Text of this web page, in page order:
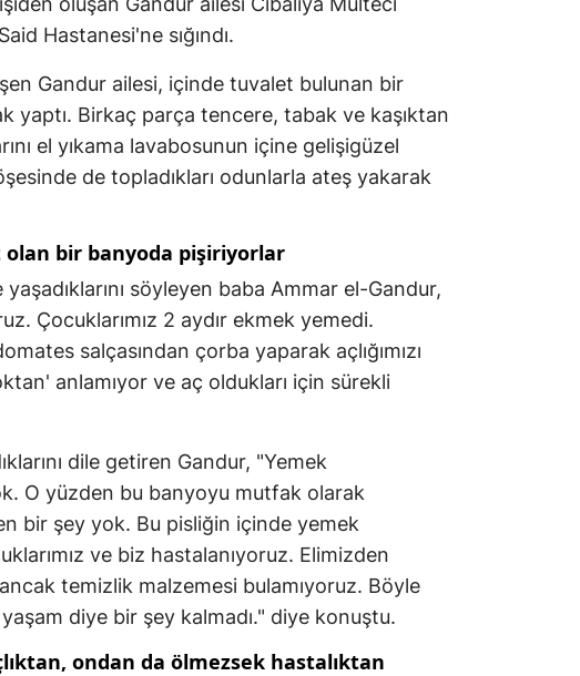
Hastanesi'ne sığındı.
Gandur ailesi, içinde tuvalet bulunan bir
yaptı. Birkaç parça tencere, tabak ve kaşıktan
el yıkama lavabosunun içine gelişigüzel
de topladıkları odunlarla ateş yakarak
bir banyoda pişiriyorlar
söyleyen baba Ammar el-Gandur,
Çocuklarımız 2 aydır ekmek yemedi.
salçasından çorba yaparak açlığımızı
anlamıyor ve aç oldukları için sürekli
dile getiren Gandur, "Yemek
O yüzden bu banyoyu mutfak olarak
bir şey yok. Bu pisliğin içinde yemek
ve biz hastalanıyoruz. Elimizden
temizlik malzemesi bulamıyoruz. Böyle
diye bir şey kalmadı." diye konuştu.
ondan da ölmezsek hastalıktan